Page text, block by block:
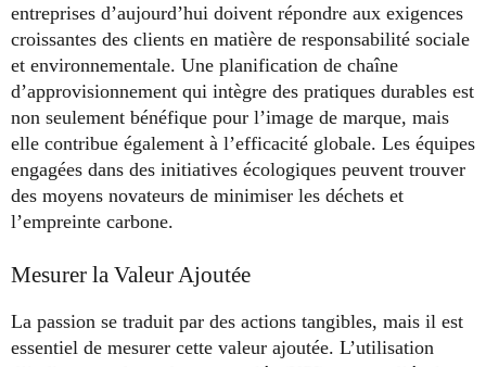
entreprises d’aujourd’hui doivent répondre aux exigences
croissantes des clients en matière de responsabilité sociale
et environnementale. Une planification de chaîne
d’approvisionnement qui intègre des pratiques durables est
non seulement bénéfique pour l’image de marque, mais
elle contribue également à l’efficacité globale. Les équipes
engagées dans des initiatives écologiques peuvent trouver
des moyens novateurs de minimiser les déchets et
l’empreinte carbone.
Mesurer la Valeur Ajoutée
La passion se traduit par des actions tangibles, mais il est
essentiel de mesurer cette valeur ajoutée. L’utilisation